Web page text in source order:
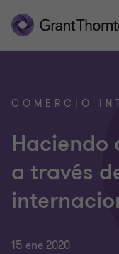
COMERCIO
Haciendo
a través
15 ene 2020